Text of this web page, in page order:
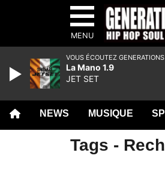
MENU
NEWS MUSIQUE
Tags -
VOUS ÉCOUTEZ GENERATIONS
La Mano 1.9
JET SET